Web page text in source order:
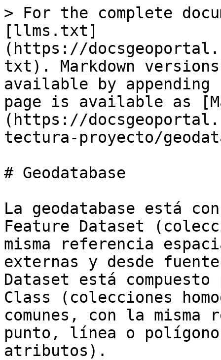
> For the complete
[llms.txt]
(https://
txt). Markdown
available by
page is available as
(https://
tectura-proyecto/
# Geodatabase
La geodatabase está
Feature Dataset
misma referencia
externas y desde
Dataset está
Class (colecciones
comunes, con la
punto, línea o
atributos).